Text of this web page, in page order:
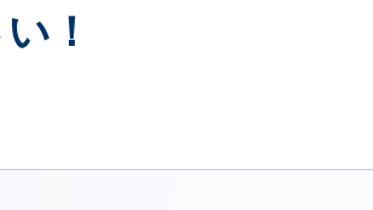
！